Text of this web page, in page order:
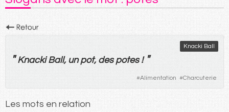
Knacki Ball
"Knacki Ball, un pot, des potes! "
#Alimentation #Charcuterie
Les mots en relation